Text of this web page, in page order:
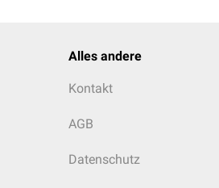
Alles andere
Kontakt
AGB
Datenschutz